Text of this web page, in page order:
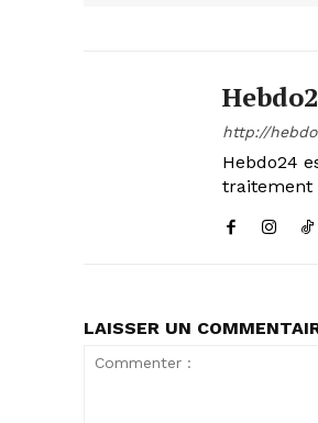
http://
Hebdo24
traitement
LAISSER UN